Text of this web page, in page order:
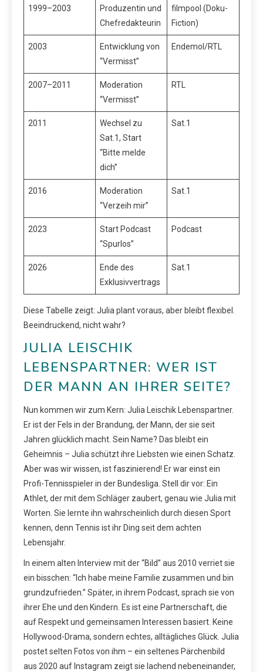
1999–2003
Produzentin und
Chefredakteurin
filmpool (Doku-
Fiction)
2003
Entwicklung von
“Vermisst”
Endemol/RTL
2007–2011
Moderation
“Vermisst”
RTL
2011
Wechsel zu
Sat.1, Start
“Bitte melde
dich”
Sat.1
2016
Moderation
“Verzeih mir”
Sat.1
2023
Start Podcast
“Spurlos”
Podcast
2026
Ende des
Exklusivvertrags
Sat.1
Diese Tabelle zeigt: Julia plant voraus, aber bleibt flexibel.
Beeindruckend, nicht wahr?
JULIA LEISCHIK
LEBENSPARTNER: WER IST
DER MANN AN IHRER SEITE?
Nun kommen wir zum Kern: Julia Leischik Lebenspartner.
Er ist der Fels in der Brandung, der Mann, der sie seit
Jahren glücklich macht. Sein Name? Das bleibt ein
Geheimnis – Julia schützt ihre Liebsten wie einen Schatz.
Aber was wir wissen, ist faszinierend! Er war einst ein
Profi-Tennisspieler in der Bundesliga. Stell dir vor: Ein
Athlet, der mit dem Schläger zaubert, genau wie Julia mit
Worten. Sie lernte ihn wahrscheinlich durch diesen Sport
kennen, denn Tennis ist ihr Ding seit dem achten
Lebensjahr.
In einem alten Interview mit der “Bild” aus 2010 verriet sie
ein bisschen: “Ich habe meine Familie zusammen und bin
grundzufrieden.” Später, in ihrem Podcast, sprach sie von
ihrer Ehe und den Kindern. Es ist eine Partnerschaft, die
auf Respekt und gemeinsamen Interessen basiert. Keine
Hollywood-Drama, sondern echtes, alltägliches Glück. Julia
postet selten Fotos von ihm – ein seltenes Pärchenbild
aus 2020 auf Instagram zeigt sie lachend nebeneinander,